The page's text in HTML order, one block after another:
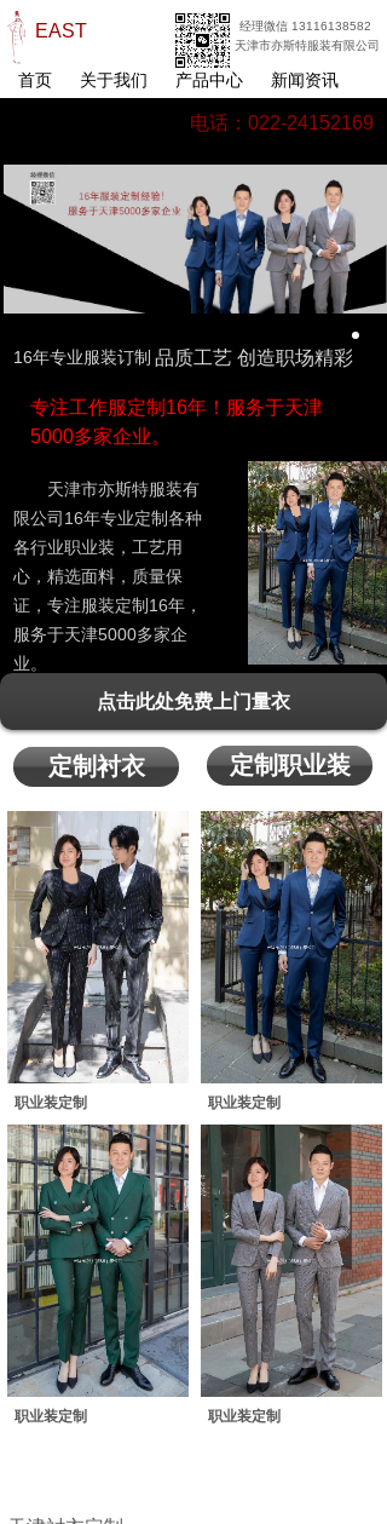
EAST
经理微信 13116138582
天津市亦斯特服装有限公司
首页 关于我们 产品中心 新闻资讯
电话：022-24152169
品质工艺 创造职场精彩
16年专业服装订制
专注工作服定制16年！服务于天津
5000多家企业。
天津市亦斯特服装有
限公司16年专业定制各种
各行业职业装，工艺用
心，精选面料，质量保
证，专注服装定制16年，
服务于天津5000多家企
业。
点击此处免费上门量衣
定制职业装
定制衬衣
职业装定制 职业装定制
职业装定制 职业装定制